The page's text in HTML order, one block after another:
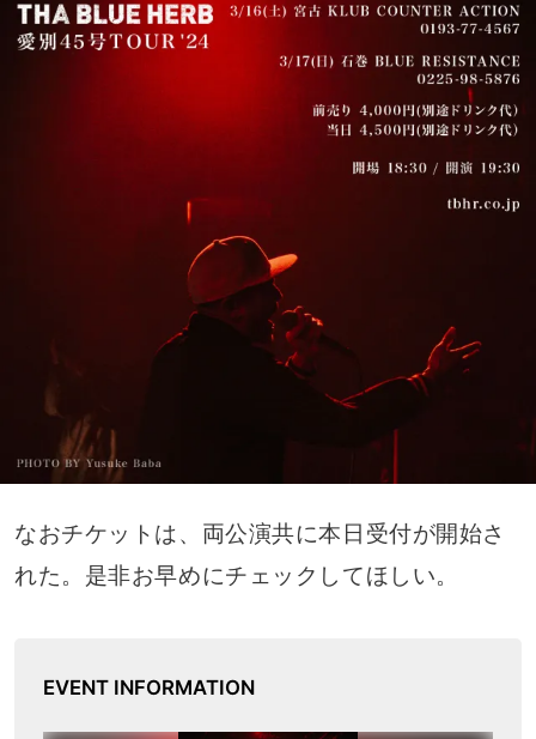
なおチケットは、両公演共に本日受付が開始さ
れた。是非お早めにチェックしてほしい。
EVENT INFORMATION